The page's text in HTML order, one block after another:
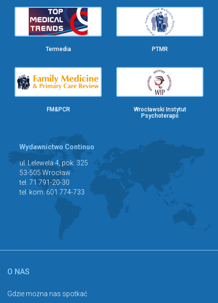
Termedia PTMR
FM&PCR
Wrocławski Instytut
Psychoterapii
Wydawnictwo Continuo
ul. Lelewela 4, pok. 325
53-505 Wrocław
tel. 71 791-20-30
tel. kom. 601 774-733
O NAS
Gdzie można nas spotkać